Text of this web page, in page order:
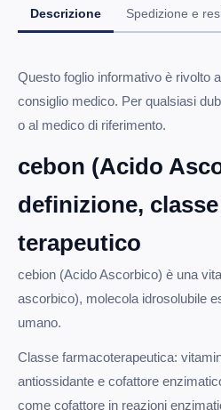
Descrizione Spedizione e
Questo foglio informativo è rivolto
consiglio medico. Per qualsiasi
o al medico di riferimento.
cebon (Acido
definizione,
terapeutico
cebion (Acido Ascorbico) è una
ascorbico), molecola idrosolubile
umano.
Classe farmacoterapeutica:
antiossidante e cofattore
come cofattore in reazioni